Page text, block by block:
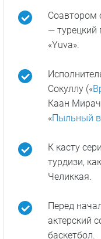
Соавтором
— турецкий
«Yuva».
Сокуллу («
Каан Мирач
«Пыльный
К касту
турдизи,
Челиккая.
Перед
актерский
баскетбол.